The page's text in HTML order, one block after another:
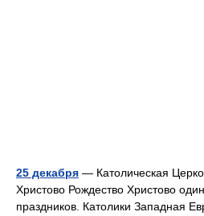
25 декабря — Католическая
Христово Рождество Христово
праздников. Католики Западная